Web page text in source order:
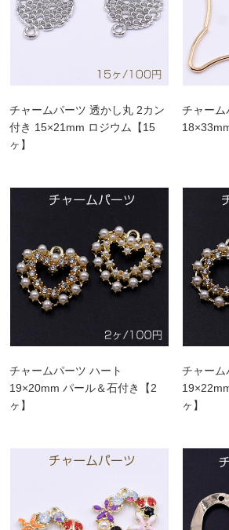
チャームパーツ 透かし丸 2カン
付き 15×21mm ロジウム【15
ヶ】
チャーム
チャームパーツ ハート
19×20mm パール＆石付き【2
ヶ】
チャーム
ヶ】